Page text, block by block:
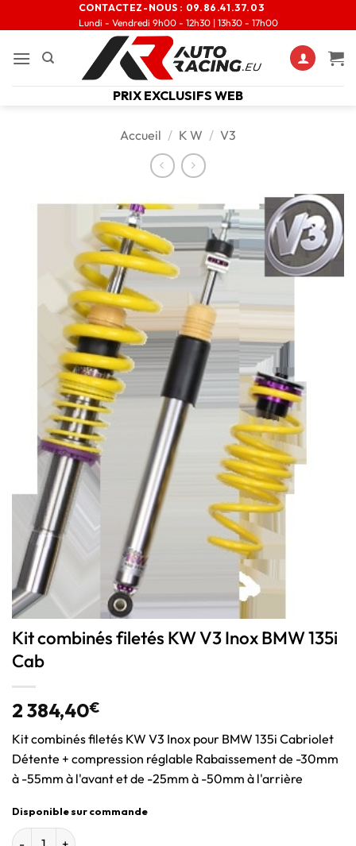
CONTACTEZ-NOUS : 09.86.41.37.03
Lundi - Vendredi 9h00 - 12h30 | 13h30 - 17h00
PRIX EXCLUSIFS WEB
Accueil / K W / V3
Kit combinés filetés KW V3 Inox BMW 135i
Cab
2 384,40€
Kit combinés filetés KW V3 Inox pour BMW 135i Cabriolet
Détente + compression réglable Rabaissement de -30mm
à -55mm à l'avant et de -25mm à -50mm à l'arrière
Disponible sur commande